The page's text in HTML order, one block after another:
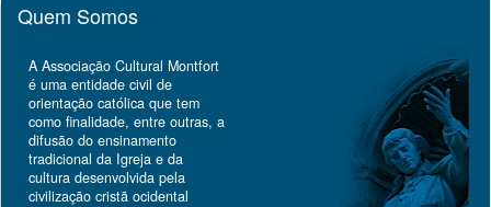
Quem Somos
A Associação Cultural Montfort
é uma entidade civil de
orientação católica que tem
como finalidade, entre outras, a
difusão do ensinamento
tradicional da Igreja e da
cultura desenvolvida pela
civilização cristã ocidental